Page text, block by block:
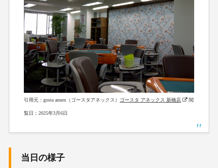
引用元：gosta annex（ゴースタアネックス） ゴースタ アネックス 新橋店 閲
覧日；2025年3月6日
当日の様子